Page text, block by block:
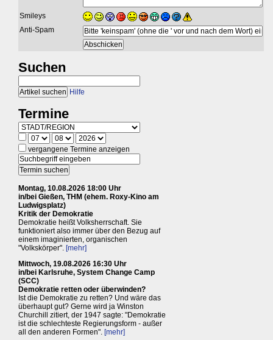
Smileys
Anti-Spam
Suchen
Hilfe
Termine
vergangene Termine anzeigen
Montag, 10.08.2026 18:00 Uhr
in/bei Gießen, THM (ehem. Roxy-Kino am
Ludwigsplatz)
Kritik der Demokratie
Demokratie heißt Volksherrschaft. Sie
funktioniert also immer über den Bezug auf
einem imaginierten, organischen
"Volkskörper". [mehr]
Mittwoch, 19.08.2026 16:30 Uhr
in/bei Karlsruhe, System Change Camp
(SCC)
Demokratie retten oder überwinden?
Ist die Demokratie zu retten? Und wäre das
überhaupt gut? Gerne wird ja Winston
Churchill zitiert, der 1947 sagte: "Demokratie
ist die schlechteste Regierungsform - außer
all den anderen Formen". [mehr]